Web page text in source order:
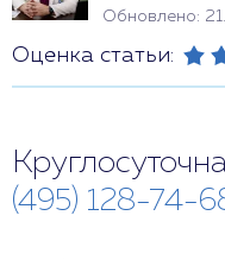
Обновлено:
Оценка статьи:
(495) 128-74-